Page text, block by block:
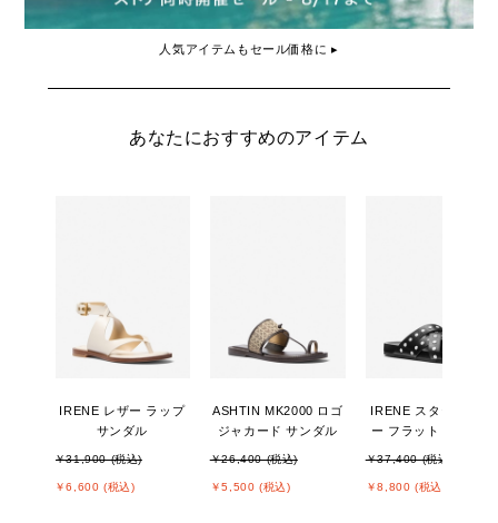
人気アイテムもセール価格に ▸
あなたにおすすめのアイテム
IRENE レザー ラップ
サンダル
￥31,900 (税込)
￥6,600 (税込)
ASHTIN MK2000 ロゴ
ジャカード サンダル
￥26,400 (税込)
￥5,500 (税込)
IRENE スタッズ レザ
ー フラット サンダル
￥37,400 (税込)
￥8,800 (税込)